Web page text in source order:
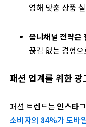
영해 맞춤 상품
옴니채널 전략은
끊김 없는 경험
패션 업계를 위한 광
패션 트렌드는 인스타
소비자의 84%가 모바